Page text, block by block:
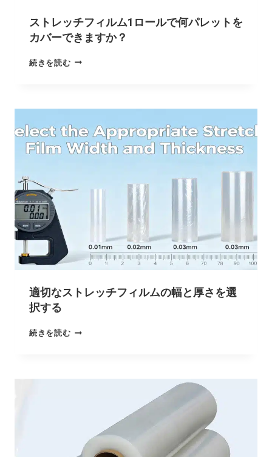
ストレッチフィルム1ロールで何パレットを
カバーできますか？
続きを読む
適切なストレッチフィルムの幅と厚さを選
択する
続きを読む